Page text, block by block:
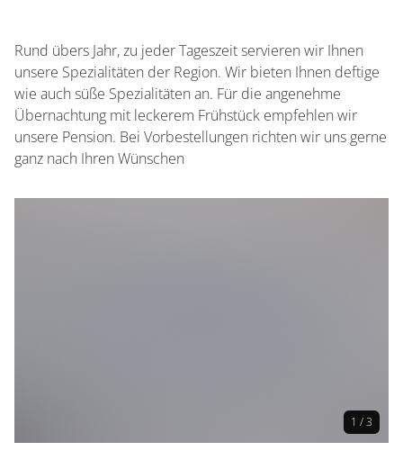
35 Sitzplätze (außen)
Rund übers Jahr, zu jeder Tageszeit servieren wir Ihnen
unsere Spezialitäten der Region. Wir bieten Ihnen deftige
wie auch süße Spezialitäten an. Für die angenehme
Übernachtung mit leckerem Frühstück empfehlen wir
unsere Pension. Bei Vorbestellungen richten wir uns gerne
ganz nach Ihren Wünschen
1 / 3